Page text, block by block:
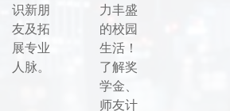
识新朋
友及拓
展专业
人脉。
力丰盛
的校园
生活！
了解奖
学金、
师友计